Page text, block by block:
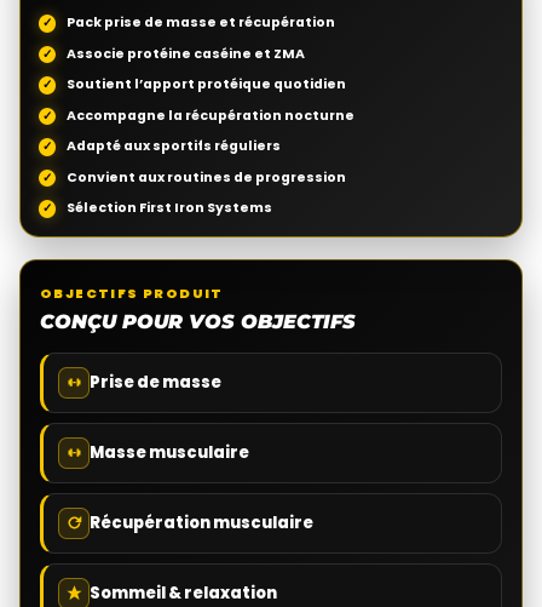
Pack prise de masse et récupération
Associe protéine caséine et ZMA
Soutient l’apport protéique quotidien
Accompagne la récupération nocturne
Adapté aux sportifs réguliers
Convient aux routines de progression
Sélection First Iron Systems
OBJECTIFS PRODUIT
CONÇU POUR VOS OBJECTIFS
Prise de masse
Masse musculaire
Récupération musculaire
Sommeil & relaxation